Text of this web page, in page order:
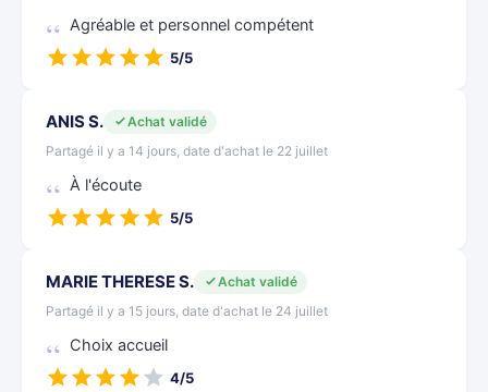
Agréable et personnel compétent
5/5
ANIS S.
Achat validé
Partagé il y a 14 jours, date d'achat le 22 juillet
À l'écoute
5/5
MARIE THERESE S.
Achat validé
Partagé il y a 15 jours, date d'achat le 24 juillet
Choix accueil
4/5